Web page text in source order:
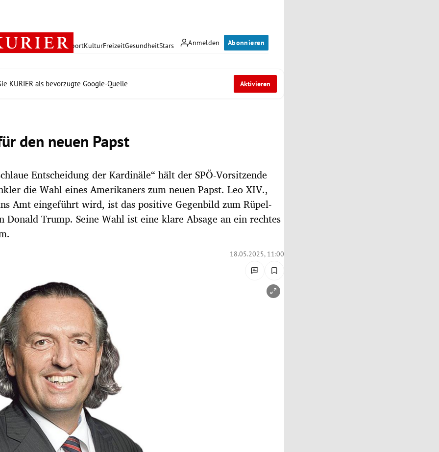
Anmelden Abonnieren
PolitikWirtschaft SportKulturFreizeitGesundheitStars
KURIER als bevorzugte Google-Quelle Aktivieren
den neuen Papst
Entscheidung der Kardinäle“ hält der SPÖ-Vorsitzende
die Wahl eines Amerikaners zum neuen Papst. Leo XIV.,
Amt eingeführt wird, ist das positive Gegenbild zum Rüpel-
Donald Trump. Seine Wahl ist eine klare Absage an ein rechtes
18.05.2025, 11:00
öffnen/schließen